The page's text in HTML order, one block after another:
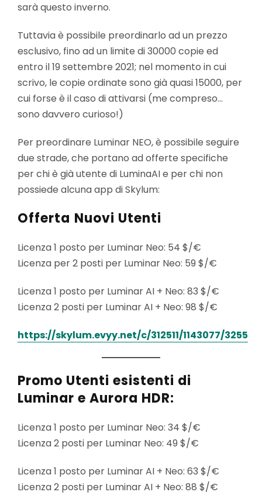
sarà questo inverno.
Tuttavia è possibile preordinarlo ad un prezzo
esclusivo, fino ad un limite di 30000 copie ed
entro il 19 settembre 2021; nel momento in cui
scrivo, le copie ordinate sono già quasi 15000, per
cui forse è il caso di attivarsi (me compreso…
sono davvero curioso!)
Per preordinare Luminar NEO, è possibile seguire
due strade, che portano ad offerte specifiche
per chi è già utente di LuminaAI e per chi non
possiede alcuna app di Skylum:
Offerta Nuovi Utenti
Licenza 1 posto per Luminar Neo: 54 $/€
Licenza per 2 posti per Luminar Neo: 59 $/€
Licenza 1 posto per Luminar AI + Neo: 83 $/€
Licenza 2 posti per Luminar AI + Neo: 98 $/€
https://skylum.evyy.net/c/312511/1143077/3255
Promo Utenti esistenti di
Luminar e Aurora HDR:
Licenza 1 posto per Luminar Neo: 34 $/€
Licenza 2 posti per Luminar Neo: 49 $/€
Licenza 1 posto per Luminar AI + Neo: 63 $/€
Licenza 2 posti per Luminar AI + Neo: 88 $/€